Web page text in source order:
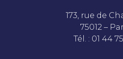
173, rue de
75012 –
Tél. : 01 44